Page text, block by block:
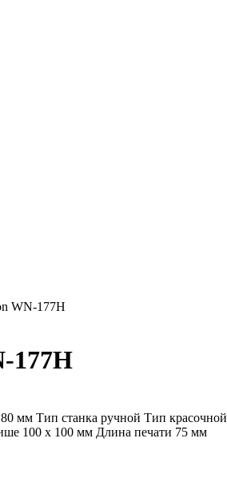
WN-177H
177H
мм Тип станка ручной Тип красочной
100 x 100 мм Длина печати 75 мм